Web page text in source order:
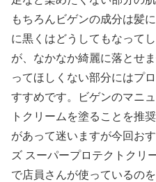
もちろんビゲンの成分は髪
に黒くはどうしてもなって
が、なかなか綺麗に落とせ
ってほしくない部分にはプ
すすめです。ビゲンのマニ
トクリームを塗ることを推
があって迷いますが今回お
ズ スーパープロテクトクリ
で店員さんが使っているの